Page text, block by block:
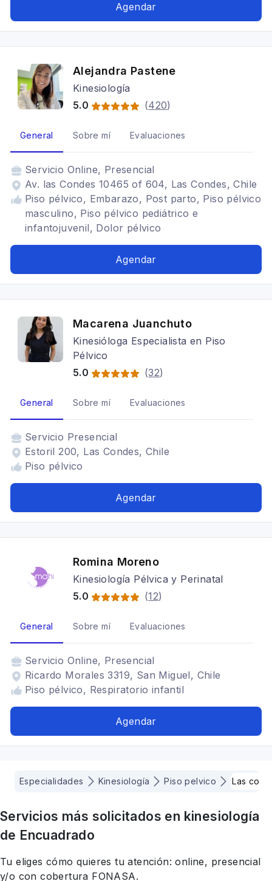
Agendar
Alejandra Pastene
Kinesiología
5.0
(420)
General Sobre mí Evaluaciones
Servicio Online, Presencial
Av. las Condes 10465 of 604, Las Condes, Chile
Piso pélvico, Embarazo, Post parto, Piso pélvico
masculino, Piso pélvico pediátrico e
infantojuvenil, Dolor pélvico
Agendar
Macarena Juanchuto
Kinesióloga Especialista en Piso
Pélvico
5.0
(32)
General Sobre mí Evaluaciones
Servicio Presencial
Estoril 200, Las Condes, Chile
Piso pélvico
Agendar
Romina Moreno
Kinesiología Pélvica y Perinatal
5.0
(12)
General Sobre mí Evaluaciones
Servicio Online, Presencial
Ricardo Morales 3319, San Miguel, Chile
Piso pélvico, Respiratorio infantil
Agendar
Especialidades Kinesiología Piso pelvico Las
Servicios más solicitados en kinesiología
de Encuadrado
Tu eliges cómo quieres tu atención: online, presencial
y/o con cobertura FONASA.